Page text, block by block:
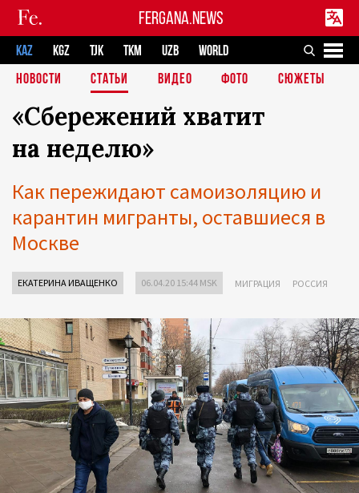
FERGANA.NEWS
KAZ KGZ TJK TKM UZB
WORLD
НОВОСТИ
СТАТЬИ ВИДЕО ФОТО СЮЖЕТЫ
«Сбережений хватит
на неделю»
Как пережидают самоизоляцию и
карантин мигранты, оставшиеся в
Москве
ЕКАТЕРИНА ИВАЩЕНКО 06.04.20 15:44 MSK МИГРАЦИЯ РОССИЯ